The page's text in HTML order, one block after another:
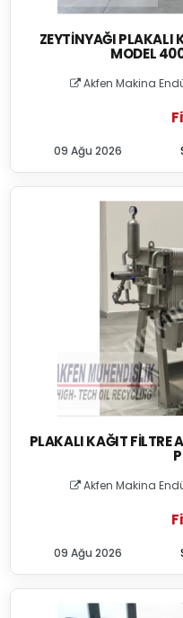
ZEYTINYAĞI PLAKALI
MODEL
Akfen Makina
09 Ağu 2026
PLAKALI KAĞIT
Akfen Makina
09 Ağu 2026